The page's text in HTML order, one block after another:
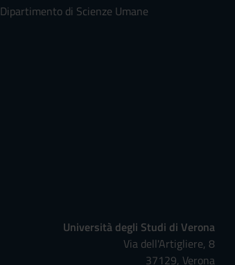
Dipartimento di Scienze Umane
Università degli Studi di Verona
Via dell'Artigliere, 8
37129, Verona